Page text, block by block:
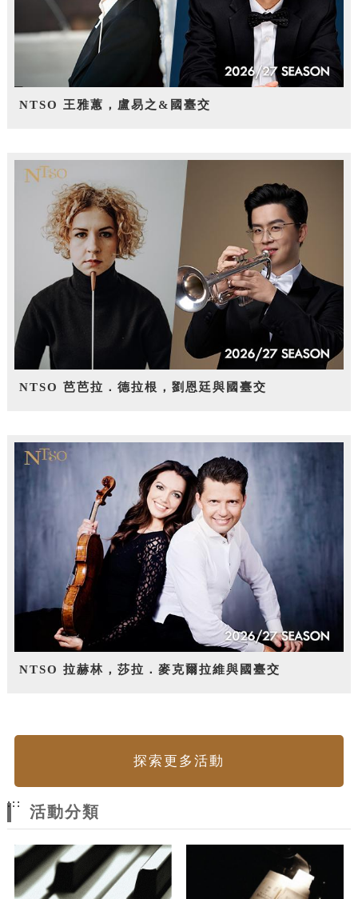
NTSO 王雅蕙，盧易之&國臺交
NTSO 芭芭拉．德拉根，劉恩廷與國臺交
NTSO 拉赫林，莎拉．麥克爾拉維與國臺交
探索更多活動
:::
活動分類